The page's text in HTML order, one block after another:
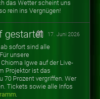
das Wetter scheint uns
rein ins Vergnügen!
gestartet 17. Juni 2026
sofort sind alle
unsere
Igwe auf der Live-
Projektor ist das
70 Prozent vergriffen. Wer
Tickets sowie alle Infos
.